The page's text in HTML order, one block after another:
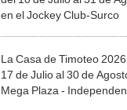
en el Jockey Club-Surco
La Casa de Timoteo
17 de Julio al 30 de
Mega Plaza -